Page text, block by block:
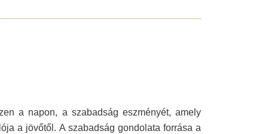
a napon, a szabadság eszményét, amely
a jövőtől. A szabadság gondolata forrása a